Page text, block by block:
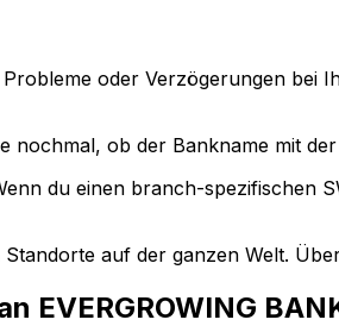
oder Verzögerungen
nochmal, ob der Bankname mit
du einen branch-spezifischen
auf der ganzen Welt.
EVERGROWING